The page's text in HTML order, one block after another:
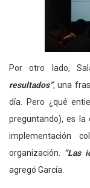
Por otro lado,
resultados”, una
día. Pero ¿qué
preguntando), es la
implementación
organización.
“Las
agregó García.